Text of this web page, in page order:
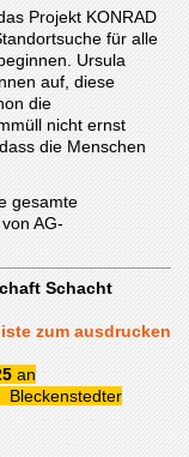
Projekt KONRAD
für alle
Ursula
auf, diese
die
nicht ernst
die Menschen
gesamte
AG-
Schacht
zum ausdrucken
an
Bleckenstedter